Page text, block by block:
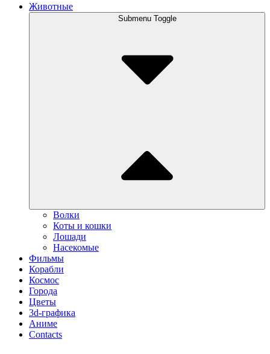
Животные
Submenu Toggle
Волки
Коты и кошки
Лошади
Насекомые
Фильмы
Корабли
Космос
Города
Цветы
3d-графика
Аниме
Contacts